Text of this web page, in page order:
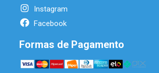
Instagram
Facebook
Formas de Pagamento